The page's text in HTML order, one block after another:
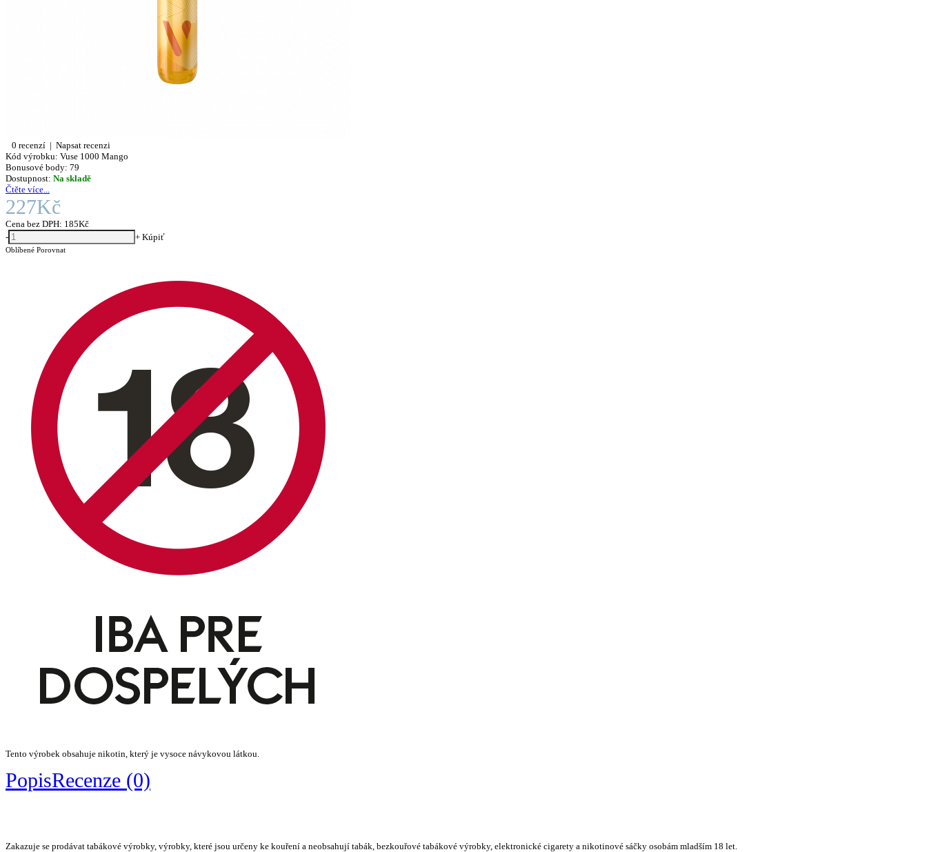
0 recenzí | Napsat recenzi
Kód výrobku: Vuse 1000 Mango
Bonusové body: 79
Dostupnost: Na skladě
Čtěte více...
227Kč
Cena bez DPH: 185Kč
-
+ Kúpiť
Oblíbené Porovnat
Tento výrobek obsahuje nikotin, který je vysoce návykovou látkou.
PopisRecenze (0)
Zakazuje se prodávat tabákové výrobky, výrobky, které jsou určeny ke kouření a neobsahují tabák, bezkouřové tabákové výrobky, elektronické cigarety a nikotinové sáčky osobám mladším 18 let.